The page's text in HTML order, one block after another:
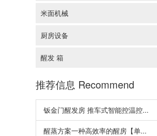
米面机械
厨房设备
醒发 箱
推荐信息 Recommend
钣金门醒发房 推车式智能控温控...
醒蒸方案一种高效率的醒房【单...